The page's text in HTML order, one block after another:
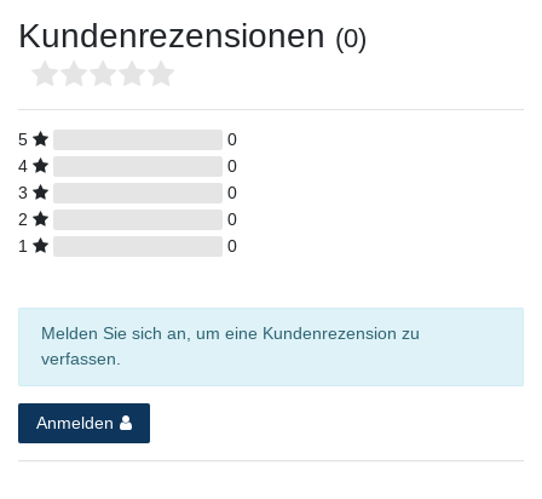
Kundenrezensionen (0)
5
0
4
0
3
0
2
0
1
0
Melden Sie sich an, um eine Kundenrezension zu
verfassen.
Anmelden